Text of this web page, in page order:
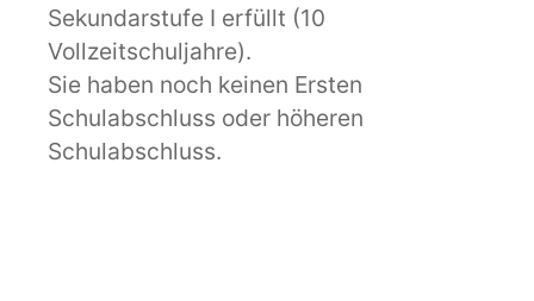
Sekundarstufe I erfüllt (10
Vollzeitschuljahre).
Sie haben noch keinen Ersten
Schulabschluss oder höheren
Schulabschluss.